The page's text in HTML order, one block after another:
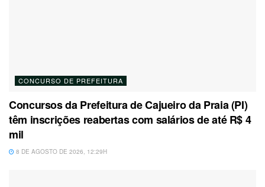
CONCURSO DE PREFEITURA
Concursos da Prefeitura de Cajueiro da Praia (PI)
têm inscrições reabertas com salários de até R$ 4
mil
8 DE AGOSTO DE 2026, 12:29H